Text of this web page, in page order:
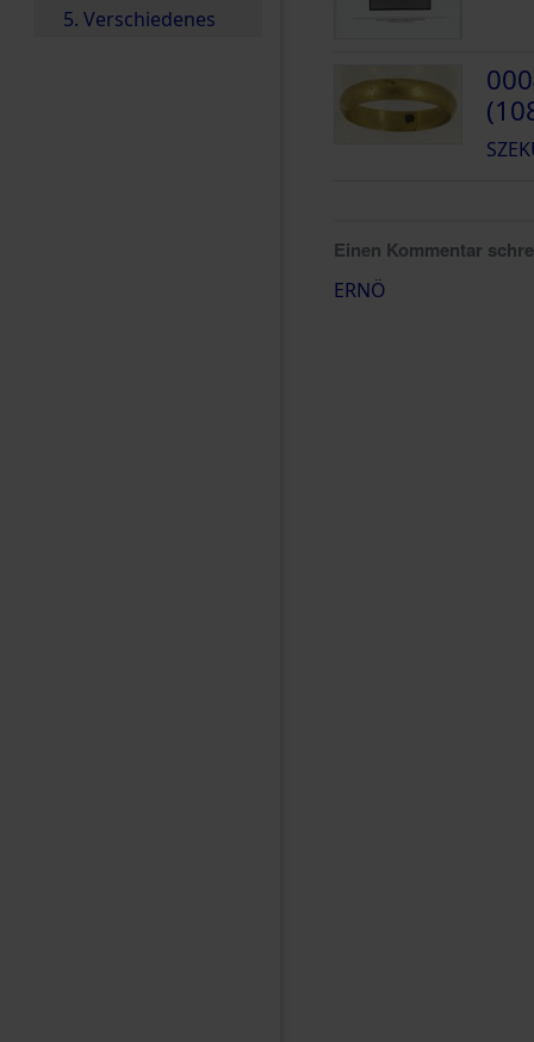
5. Verschiedenes
Einen Kommentar
ERNÖ